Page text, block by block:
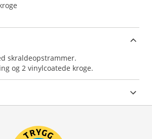
skraldeopstrammer.
og 2 vinylcoatede kroge.